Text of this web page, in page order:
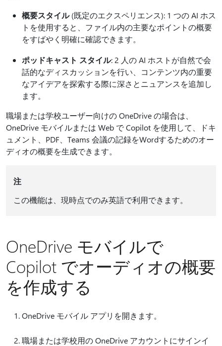
概要スタイル(既定のエクスペリエンス): 1 つの AI ホス
トを使用すると、ファイル内の主要なポイントの概要
をすばやく明確に確認できます。
ポッドキャスト スタイル: 2 人の AI ホストが自然で会
話的なディスカッションを行い、コンテンツ内の重要
なアイデアを探索する際に深さとニュアンスを追加し
ます。
職場または学校ユーザー向けの OneDrive の場合は、
OneDrive モバイルまたは Web で Copilot を使用して、ドキ
ュメント、PDF、Teams 会議の記録をWordするためのオー
ディオの概要を生成できます。
注
この機能は、現時点でのみ英語で利用できます。
OneDrive モバイルで
Copilot でオーディオの概要
を作成する
OneDrive モバイル アプリを開きます。
職場または学校用の OneDrive アカウントにサインイ